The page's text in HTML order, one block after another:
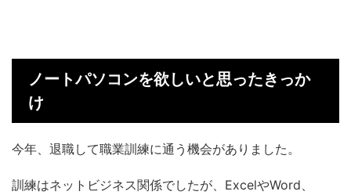
ノートパソコンを欲しいと思ったきっか
け
今年、退職して職業訓練に通う機会がありました。
訓練はネットビジネス関係でしたが、ExcelやWord、